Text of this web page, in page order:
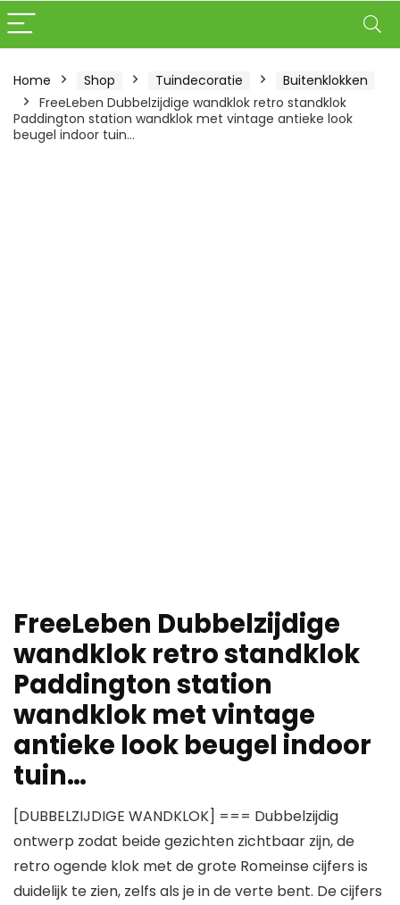
Home Shop Tuindecoratie
Buitenklokken
FreeLeben Dubbelzijdige wandklok retro standklok
Paddington station wandklok met vintage antieke look
beugel indoor tuin…
FreeLeben Dubbelzijdige
wandklok retro standklok
Paddington station
wandklok met vintage
antieke look beugel indoor
tuin…
[DUBBELZIJDIGE WANDKLOK] === Dubbelzijdig
ontwerp zodat beide gezichten zichtbaar zijn, de
retro ogende klok met de grote Romeinse cijfers is
duidelijk te zien, zelfs als je in de verte bent. De cijfers